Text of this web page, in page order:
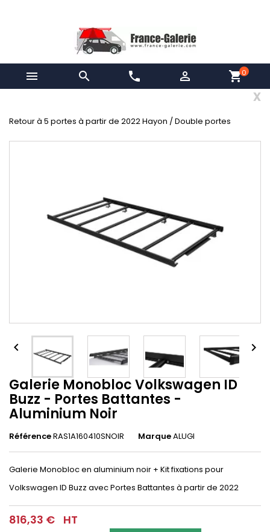
  phone  shopping_cart0
x
Retour à 5 portes à partir de 2022 Hayon / Double portes
 
Galerie Monobloc Volkswagen ID
Buzz - Portes Battantes -
Aluminium Noir
RéférenceRAS1A160410SNOIR MarqueALUGI
Galerie Monobloc en aluminium noir + Kit fixations pour
Volkswagen ID Buzz avec Portes Battantes à partir de 2022
816,33 € HT